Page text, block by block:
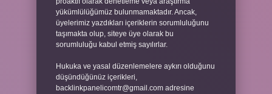
yükümlülüğümüz bulunmamaktadır. Ancak,
üyelerimiz yazdıkları içeriklerin sorumluluğunu
taşımakta olup, siteye üye olarak bu
sorumluluğu kabul etmiş sayılırlar.
Hukuka ve yasal düzenlemelere aykırı olduğunu
düşündüğünüz içerikleri,
backlinkpanelicomtr@gmail.com adresine